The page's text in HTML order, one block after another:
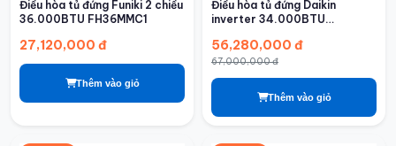
Điều hòa tủ đứng Funiki 2 chiều
36.000BTU FH36MMC1
27,120,000 đ
Thêm vào giỏ
Điều hòa tủ đứng Daikin
inverter 34.000BTU
56,280,000 đ
67,000,000 đ
Thêm vào giỏ